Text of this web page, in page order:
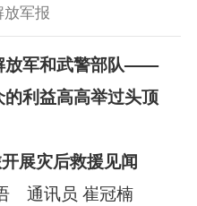
军报
放军和武警部队——
利益高高举过头顶
展灾后救援见闻
通讯员 崔冠楠